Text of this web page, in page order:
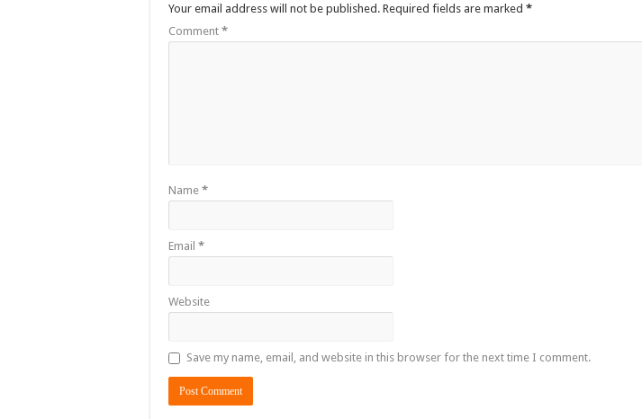
Your email address will not be published. Required fields are marked *
Comment *
Name *
Email *
Website
Save my name, email, and website in this browser for the next time I comment.